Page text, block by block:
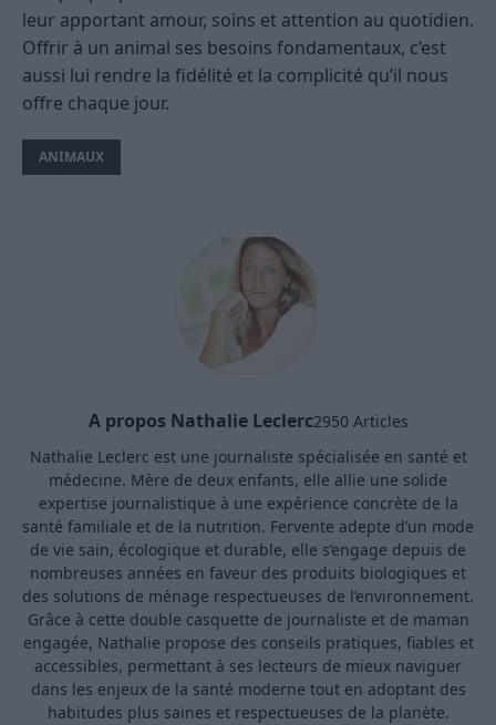
leur apportant amour, soins et attention au quotidien.
Offrir à un animal ses besoins fondamentaux, c’est
aussi lui rendre la fidélité et la complicité qu’il nous
offre chaque jour.
ANIMAUX
A propos Nathalie Leclerc2950 Articles
Nathalie Leclerc est une journaliste spécialisée en santé et
médecine. Mère de deux enfants, elle allie une solide
expertise journalistique à une expérience concrète de la
santé familiale et de la nutrition. Fervente adepte d’un mode
de vie sain, écologique et durable, elle s’engage depuis de
nombreuses années en faveur des produits biologiques et
des solutions de ménage respectueuses de l’environnement.
Grâce à cette double casquette de journaliste et de maman
engagée, Nathalie propose des conseils pratiques, fiables et
accessibles, permettant à ses lecteurs de mieux naviguer
dans les enjeux de la santé moderne tout en adoptant des
habitudes plus saines et respectueuses de la planète.